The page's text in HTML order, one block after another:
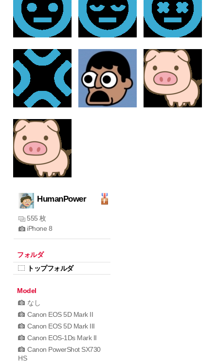
HumanPower
555 枚
iPhone 8
フォルダ
トップフォルダ
Model
なし
Canon EOS 5D Mark II
Canon EOS 5D Mark III
Canon EOS-1Ds Mark II
Canon PowerShot SX730
HS